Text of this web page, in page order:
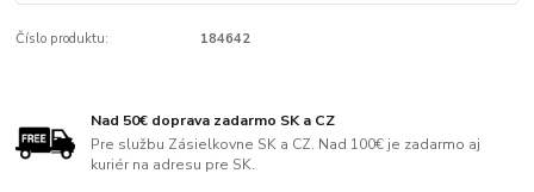
Číslo produktu: 184642
Nad 50€ doprava zadarmo SK a CZ
Pre službu Zásielkovne SK a CZ. Nad 100€ je zadarmo aj
kuriér na adresu pre SK.